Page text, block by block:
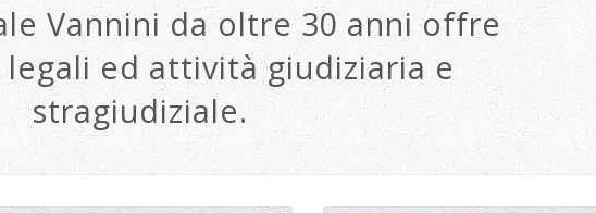
Vannini da oltre 30 anni offre
legali ed attività giudiziaria e
stragiudiziale.